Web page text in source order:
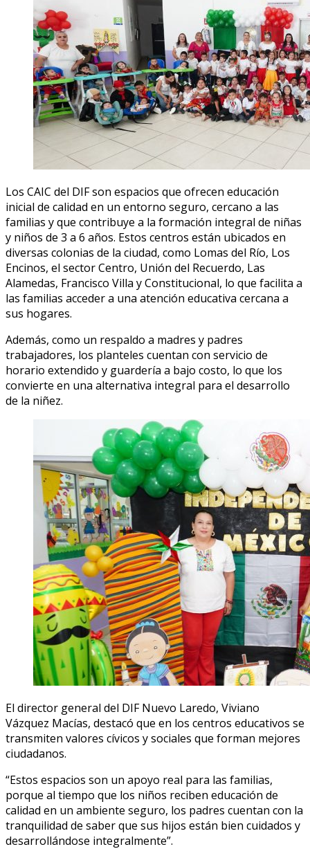
Los CAIC del DIF son espacios que ofrecen educación
inicial de calidad en un entorno seguro, cercano a las
familias y que contribuye a la formación integral de niñas
y niños de 3 a 6 años. Estos centros están ubicados en
diversas colonias de la ciudad, como Lomas del Río, Los
Encinos, el sector Centro, Unión del Recuerdo, Las
Alamedas, Francisco Villa y Constitucional, lo que facilita a
las familias acceder a una atención educativa cercana a
sus hogares.
Además, como un respaldo a madres y padres
trabajadores, los planteles cuentan con servicio de
horario extendido y guardería a bajo costo, lo que los
convierte en una alternativa integral para el desarrollo
de la niñez.
El director general del DIF Nuevo Laredo, Viviano
Vázquez Macías, destacó que en los centros educativos se
transmiten valores cívicos y sociales que forman mejores
ciudadanos.
“Estos espacios son un apoyo real para las familias,
porque al tiempo que los niños reciben educación de
calidad en un ambiente seguro, los padres cuentan con la
tranquilidad de saber que sus hijos están bien cuidados y
desarrollándose integralmente”.